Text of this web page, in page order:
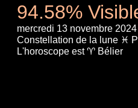
94.58%
mercredi 13 novembre 2024
Constellation de la lune ♓
L'horoscope est ♈ Bélier